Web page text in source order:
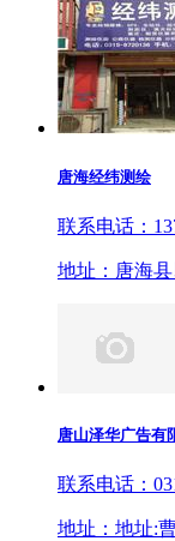
唐海经纬测绘
联系电话：
地址：唐海县
唐山泽华广告有
联系电话：
地址：地址: